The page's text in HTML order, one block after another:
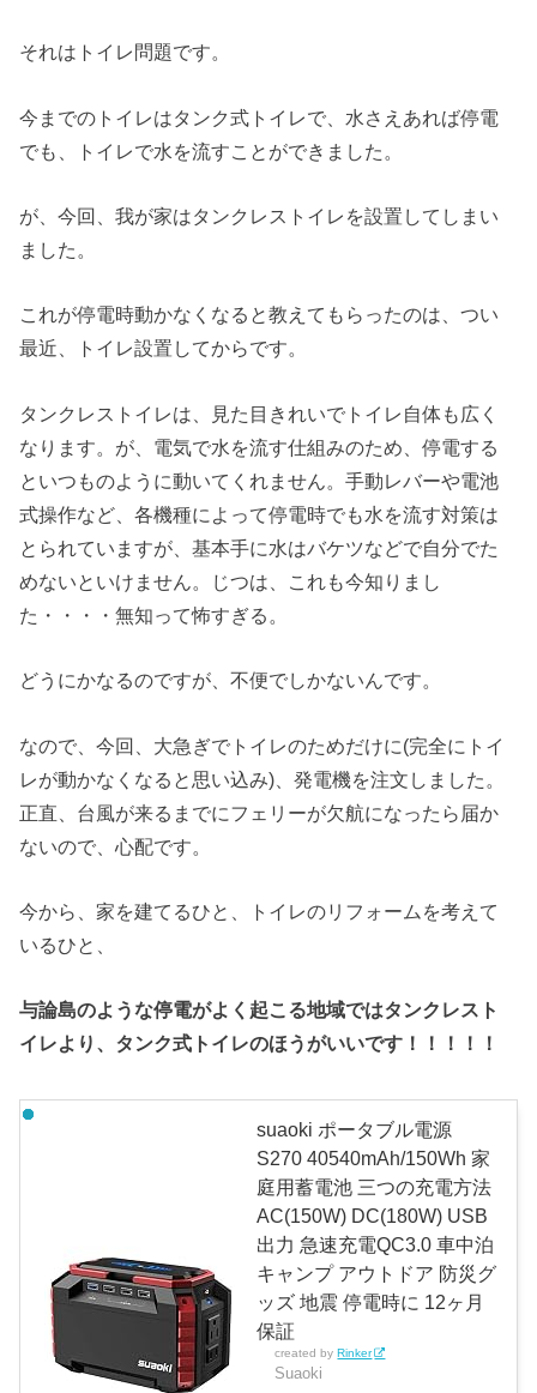
それはトイレ問題です。
今までのトイレはタンク式トイレで、水さえあれば停電
でも、トイレで水を流すことができました。
が、今回、我が家はタンクレストイレを設置してしまい
ました。
これが停電時動かなくなると教えてもらったのは、つい
最近、トイレ設置してからです。
タンクレストイレは、見た目きれいでトイレ自体も広く
なります。が、電気で水を流す仕組みのため、停電する
といつものように動いてくれません。手動レバーや電池
式操作など、各機種によって停電時でも水を流す対策は
とられていますが、基本手に水はバケツなどで自分でた
めないといけません。じつは、これも今知りまし
た・・・・無知って怖すぎる。
どうにかなるのですが、不便でしかないんです。
なので、今回、大急ぎでトイレのためだけに(完全にトイ
レが動かなくなると思い込み)、発電機を注文しました。
正直、台風が来るまでにフェリーが欠航になったら届か
ないので、心配です。
今から、家を建てるひと、トイレのリフォームを考えて
いるひと、
与論島のような停電がよく起こる地域ではタンクレスト
イレより、タンク式トイレのほうがいいです！！！！！
suaoki ポータブル電源
S270 40540mAh/150Wh 家
庭用蓄電池 三つの充電方法
AC(150W) DC(180W) USB
出力 急速充電QC3.0 車中泊
キャンプ アウトドア 防災グ
ッズ 地震 停電時に 12ヶ月
保証
created byRinker
Suaoki